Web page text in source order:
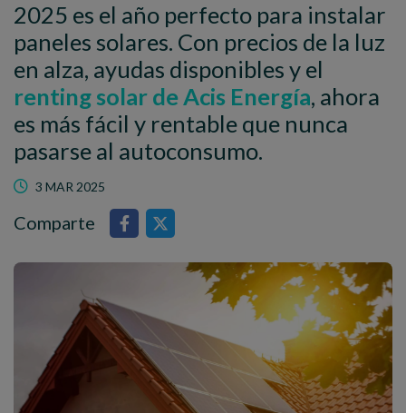
2025 es el año perfecto para instalar
paneles solares. Con precios de la luz
en alza, ayudas disponibles y el
renting solar de Acis Energía, ahora
es más fácil y rentable que nunca
pasarse al autoconsumo.
3 MAR 2025
Comparte